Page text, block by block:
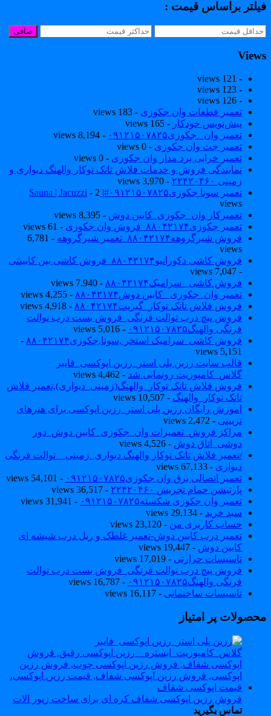
براساس قیمت :
صافی
- 121 views
- 123 views
- 126 views
تعمیر قطعات وان جکوزی - 183 views
پیش‌نویس خودکار- 165 views
تعمیر وان _جکوزی۰۹۱۲۱۵۰۷۸۲۵
- 8,194 views
تعمیر جت وان جکوزی - 0 views
تعمیر خرابی برد مدار وان جکوزی - 0 views
نمایندگی فروش و خدمات فلاش تانک توکار والهنگ دیواری و
زمینی ۲۲۴۲۰۴۶۰
- 3,970 views
تعمیر سونا جکوزی۰۹۱۲۱۵۰۷۸۲۵#| Sauna | Jacuzzi
- 2
views
تعمیرکار وان_جکوزی_کابین دوش- 8,395 views
تعمیر جکوزی۸۸۰۴۲۱۷۴_فروش وان جکوزی
- 61 views
فروش شیرگروهه۸۸۰۴۲۱۷۴_تعمیر شیرگروهه
- 6,781
views
فروش کاشی دکوراتیو۸۸۰۴۲۱۷۴_فروش کاشی بین کابینتی
فروش کاشی _سرامیک۸۸۰۴۲۱۷۴
- 7,940 views
تعمیر وان_جکوزی_ کابین دوش۸۸۰۴۲۱۷۴
- 4,255 views
فروش فلاش تانک توکار_گبریت۸۸۰۴۲۱۷۴
- 4,918 views
فروش پیچ درب توالت فرنگی_فروش بست درب توالت
فرنگی والهنگ۰۹۱۲۱۵۰۷۸۲۵
- 5,016 views
فروش کاشی_سرامیک استخر ,سونا,جکوزی۸۸۰۴۲۱۷۴
-
5,151 views
قالب سایت رزین پلی استر_رزین اپوکسی_فایبر
گلاس_کامپوزیت رونمایی شد- 4,462 views
فروش فلاش تانک توکار_والهنگ(زمینی_دیواری),تعمیر فلاش
تانک توکار_والهنگ- 10,507 views
اموزش رایگان رزین پلی استر_رزین اپوکسی برای هنرهای
تزیینی- 2,472 views
مراکز فروش_تعمیرات وان_جکوزی_کابین دوش_دور
دوشی_اتاق دوش- 4,526 views
/تعمیر فلاش تانک توکار والهنگ دیواری_زمینی _ توالت فرنگی
دیواری - 67,133 views
تعمیر اتصالی برق وان جکوزی۰۹۱۲۱۵۰۷۸۲۵
- 54,101 views
پارتیشن حمام تجریش ۲۲۴۲۰۴۶۰
- 36,517 views
تعمیر وان جکوزی شکسته۰۹۱۲۱۵۰۷۸۲۵
- 31,941 views
سبد خرید - 29,134 views
حساب کاربری من- 23,120 views
تعمیر درب کابین دوش-تعمیر غلطک و ریل درب شیشه ای
کابین دوش- 19,447 views
تاسیسات حرارتی- 17,019 views
فروش پیچ درب توالت فرنگی_فروش بست درب توالت
فرنگی والهنگ۰۹۱۲۱۵۰۷۸۲۵
- 16,787 views
تاسیسات ساختمانی- 16,117 views
پر امتیاز
فروش رزین اپوکسی شفاف کره ای برای ساخت زیور الات
تماس بگیرید